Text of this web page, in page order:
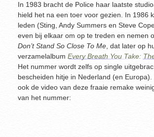
In 1983 bracht de Police haar laatste
hield het na een toer voor gezien. In 1986
leden (Sting, Andy Summers en Steve
even bij elkaar om op te treden en nemen
Don’t Stand So Close To Me , dat later op
verzamelalbum Every Breath You Take:
Het nummer wordt zelfs op single
bescheiden hitje in Nederland (en
ook de video van deze fraaie remake
van het nummer: